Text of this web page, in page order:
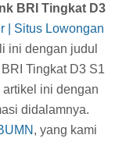
BRI Tingkat D3
| Situs Lowongan
ini dengan judul
Tingkat D3 S1
ini dengan
didalamnya.
, yang kami